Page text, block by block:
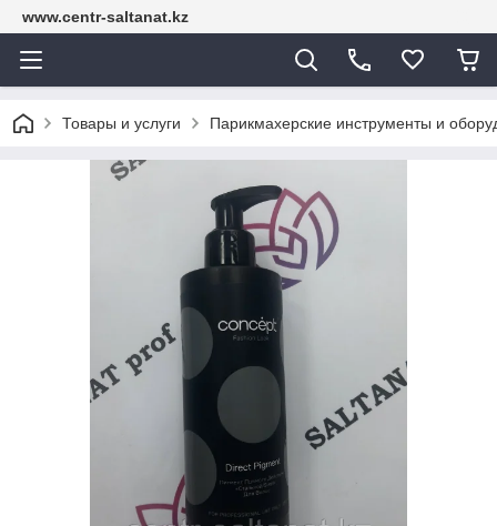
www.centr-saltanat.kz
Товары и услуги Парикмахерские инструменты и